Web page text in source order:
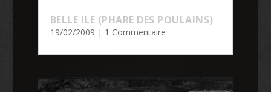
BELLE ILE (PHARE DES POULAINS)
19/02/2009 | 1 Commentaire